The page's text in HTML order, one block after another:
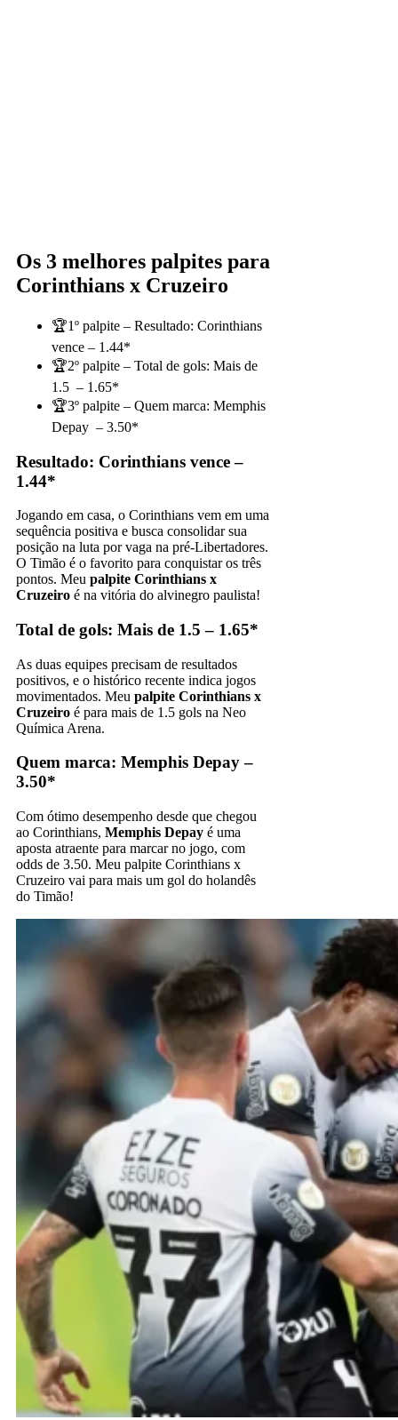
Os 3 melhores palpites para
Corinthians x Cruzeiro
🏆1º palpite – Resultado: Corinthians
vence – 1.44*
🏆2º palpite – Total de gols: Mais de
1.5 – 1.65*
🏆3º palpite – Quem marca: Memphis
Depay – 3.50*
Resultado: Corinthians vence –
1.44*
Jogando em casa, o Corinthians vem em uma
sequência positiva e busca consolidar sua
posição na luta por vaga na pré-Libertadores.
O Timão é o favorito para conquistar os três
pontos​. Meu palpite Corinthians x
Cruzeiro é na vitória do alvinegro paulista!
Total de gols: Mais de 1.5 – 1.65*
As duas equipes precisam de resultados
positivos, e o histórico recente indica jogos
movimentados. Meu palpite Corinthians x
Cruzeiro é para mais de 1.5 gols na Neo
Química Arena.​
Quem marca: Memphis Depay –
3.50*
Com ótimo desempenho desde que chegou
ao Corinthians, Memphis Depay é uma
aposta atraente para marcar no jogo, com
odds de 3.50​. Meu palpite Corinthians x
Cruzeiro vai para mais um gol do holandês
do Timão!